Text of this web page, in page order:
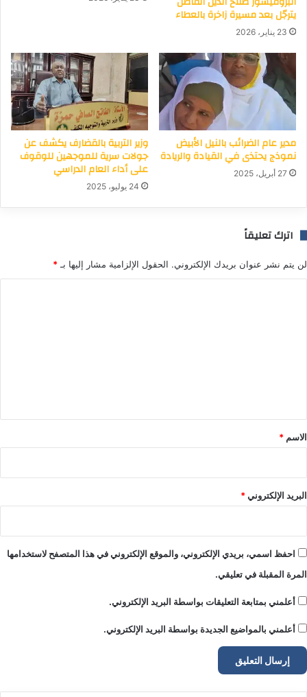
يترجّل بعد مسيرة زاخرة بالعطاء
23 يناير، 2026
مدير عام الضرائب بالنيل الأبيض
نموذج يحتذى في القيادة والريادة
27 أبريل، 2025
وزير التربية بالقضارف يكشف عن
جولات سرية للموجهين للوقوف
على أداء العام الدراسي
24 يوليو، 2025
اترك تعليقاً
لن يتم نشر عنوان بريدك الإلكتروني. الحقول الإلزامية مشار إليها بـ *
*
الاسم *
البريد الإلكتروني*
احفظ اسمي، بريدي الإلكتروني، والموقع الإلكتروني في هذا المتصفح لاستخدامها
المرة المقبلة في تعليقي.
أعلمني بمتابعة التعليقات بواسطة البريد الإلكتروني.
أعلمني بالمواضيع الجديدة بواسطة البريد الإلكتروني.